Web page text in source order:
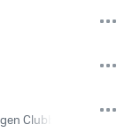
Clubbers